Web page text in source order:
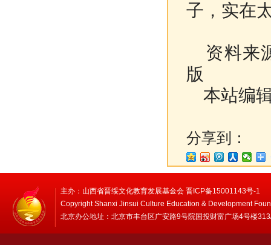
子，实在
资料来
版
本站编
分享到：
主办：山西省晋绥文化教育发展基金会 晋ICP备15001143号-1
Copyright Shanxi Jinsui Culture Education & Development
北京办公地址：北京市丰台区广安路9号院国投财富广场4号楼